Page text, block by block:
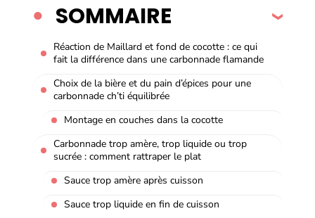
SOMMAIRE
Réaction de Maillard et fond de cocotte : ce qui
fait la différence dans une carbonnade flamande
Choix de la bière et du pain d’épices pour une
carbonnade ch’ti équilibrée
Montage en couches dans la cocotte
Carbonnade trop amère, trop liquide ou trop
sucrée : comment rattraper le plat
Sauce trop amère après cuisson
Sauce trop liquide en fin de cuisson